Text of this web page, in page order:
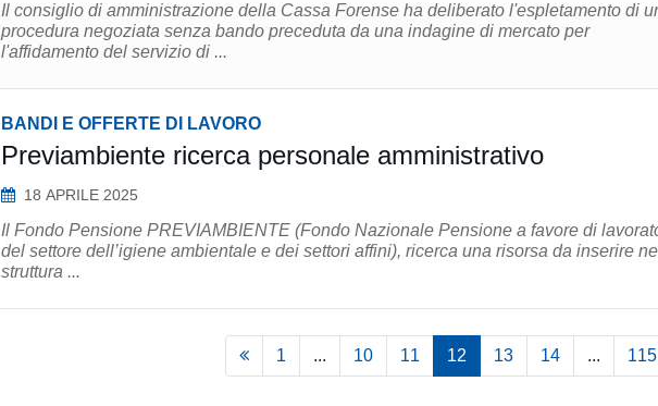
Il consiglio di amministrazione della Cassa Forense ha deliberato l'espletamento di
procedura negoziata senza bando preceduta da una indagine di mercato per
l'affidamento del servizio di ...
BANDI E OFFERTE DI LAVORO
Previambiente ricerca personale amministrativo
18 APRILE 2025
Il Fondo Pensione PREVIAMBIENTE (Fondo Nazionale Pensione a favore di
del settore dell’igiene ambientale e dei settori affini), ricerca una risorsa da inserire
struttura ...
1 ... 10 11 12 13 14 ... 115